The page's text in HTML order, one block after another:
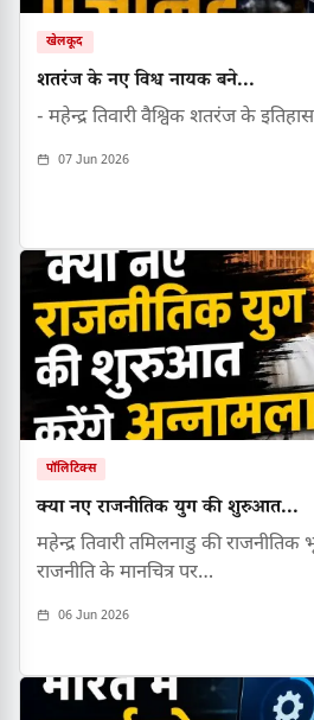
खेलकूद
शतरंज के नए विश्व नायक बने...
- महेन्द्र तिवारी वैश्विक शतरंज के
07 Jun 2026
पॉलिटिक्स
क्या नए राजनीतिक युग की शुरुआत...
महेन्द्र तिवारी तमिलनाडु की
राजनीति के मानचित्र पर…
06 Jun 2026